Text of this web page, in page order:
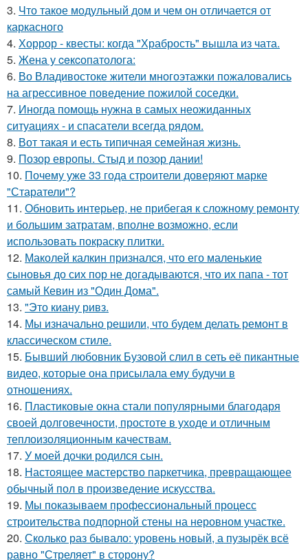
3. Что такое модульный дом и чем он отличается от
каркасного
4. Хоррор - квесты: когда "Храбрость" вышла из чата.
5. Жена у ceкcопатолога:
6. Во Владивостоке жители многоэтажки пожаловались
на агрессивное поведение пожилой соседки.
7. Иногда помощь нужна в самых неожиданных
ситуациях - и спасатели всегда рядом.
8. Вот такая и есть типичная семейная жизнь.
9. Позор европы. Стыд и позор дании!
10. Почему уже 33 года строители доверяют марке
"Старатели"?
11. Обновить интерьер, не прибегая к сложному ремонту
и большим затратам, вполне возможно, если
использовать покраску плитки.
12. Маколей калкин признался, что его маленькие
сыновья до сих пор не догадываются, что их папа - тот
самый Кевин из "Один Дома".
13. "Это киану ривз.
14. Мы изначально решили, что будем делать ремонт в
классическом стиле.
15. Бывший любовник Бузовой слил в сеть её пикантные
видео, которые она присылала ему будучи в
отношениях.
16. Пластиковые окна стали популярными благодаря
своей долговечности, простоте в уходе и отличным
теплоизоляционным качествам.
17. У моей дочки родился сын.
18. Настоящее мастерство паркетчика, превращающее
обычный пол в произведение искусства.
19. Мы показываем профессиональный процесс
строительства подпорной стены на неровном участке.
20. Сколько раз бывало: уровень новый, а пузырёк всё
равно "Стреляет" в сторону?